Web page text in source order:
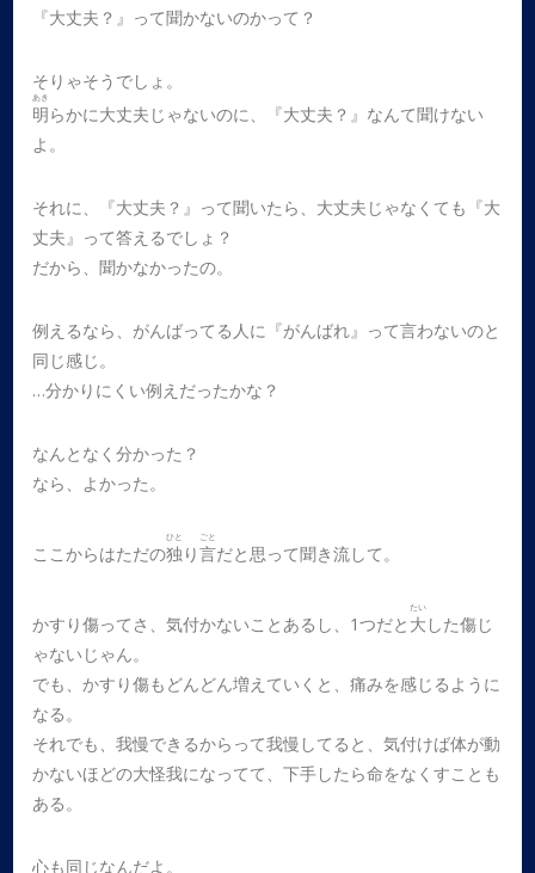
『大丈夫？』って聞かないのかって？
そりゃそうでしょ。
明
あき
らかに大丈夫じゃないのに、『大丈夫？』なんて聞けない
よ。
それに、『大丈夫？』って聞いたら、大丈夫じゃなくても『大
丈夫』って答えるでしょ？
だから、聞かなかったの。
例えるなら、がんばってる人に『がんばれ』って言わないのと
同じ感じ。
…分かりにくい例えだったかな？
なんとなく分かった？
なら、よかった。
ここからはただの独
ひと
り言
ごと
だと思って聞き流して。
かすり傷ってさ、気付かないことあるし、1つだと 大
たい
した傷じ
ゃないじゃん。
でも、かすり傷もどんどん増えていくと、痛みを感じるように
なる。
それでも、我慢できるからって我慢してると、気付けば体が動
かないほどの大怪我になってて、下手したら命をなくすことも
ある。
心も同じなんだよ。